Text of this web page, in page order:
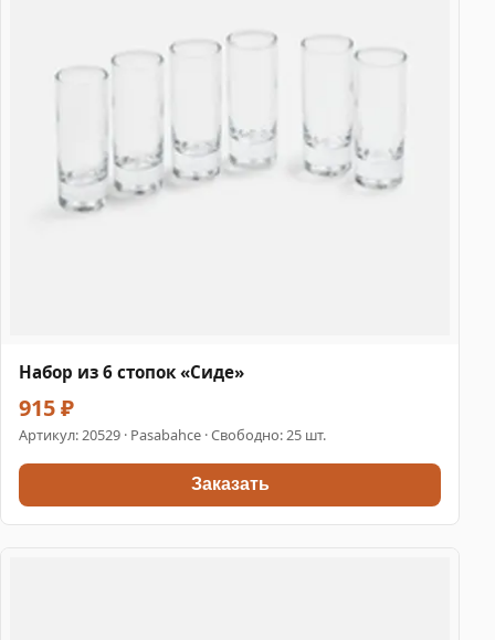
Набор из 6 стопок «Сиде»
915 ₽
Артикул:20529 · Pasabahce · Свободно: 25 шт.
Заказать